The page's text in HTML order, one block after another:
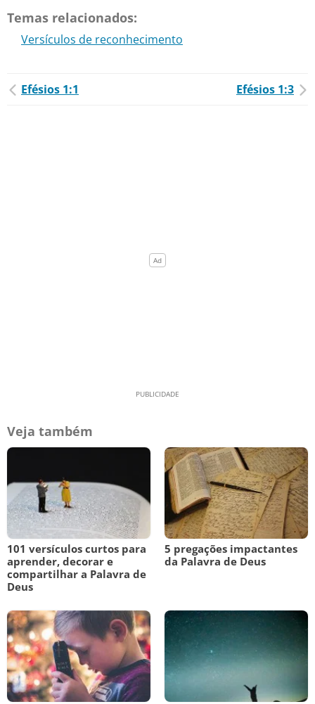
Temas relacionados:
Versículos de reconhecimento
Efésios 1:1 Efésios 1:3
Veja também
101 versículos curtos para
aprender, decorar e
compartilhar a Palavra de
Deus
5 pregações impactantes
da Palavra de Deus